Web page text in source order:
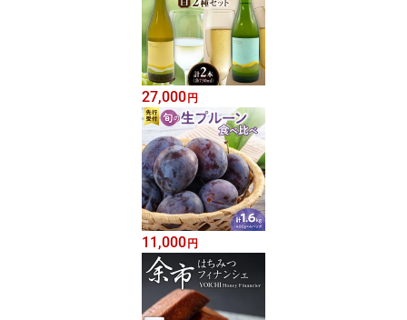
27,000円
11,000円